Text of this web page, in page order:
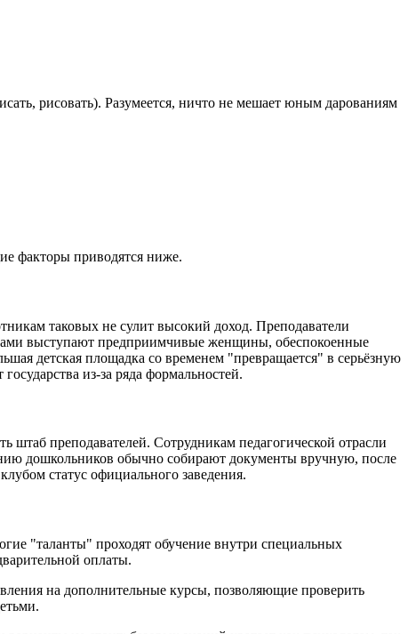
рисовать). Разумеется, ничто не мешает юным дарованиям
факторы приводятся ниже.
таковых не сулит высокий доход. Преподаватели
выступают предприимчивые женщины, обеспокоенные
детская площадка со временем "превращается" в серьёзную
из-за ряда формальностей.
штаб преподавателей. Сотрудникам педагогической отрасли
дошкольников обычно собирают документы вручную, после
статус официального заведения.
"таланты" проходят обучение внутри специальных
оплаты.
на дополнительные курсы, позволяющие проверить